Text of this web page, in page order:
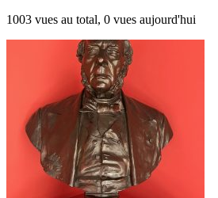
1003 vues au total, 0 vues aujourd'hui